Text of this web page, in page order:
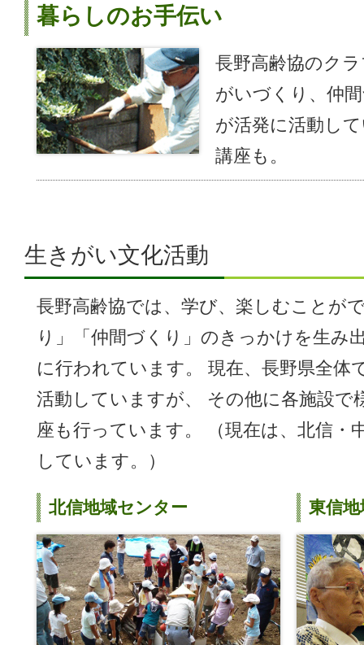
暮らしのお手伝い
長野高齢協のク
がいづくり、仲
が活発に活動し
講座も。
生きがい文化活動
長野高齢協では、学び、楽しむことが
り」「仲間づくり」のきっかけを生み
に行われています。 現在、長野県全体
活動していますが、 その他に各施設で
座も行っています。 （現在は、北信・
しています。）
北信地域センター 東信